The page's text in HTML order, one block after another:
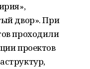
двор». При
проходили
проектов